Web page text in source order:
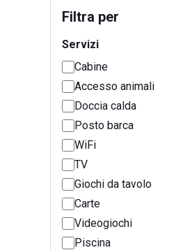
Filtra per
Servizi
Cabine
Accesso animali
Doccia calda
Posto barca
WiFi
TV
Giochi da tavolo
Carte
Videogiochi
Piscina